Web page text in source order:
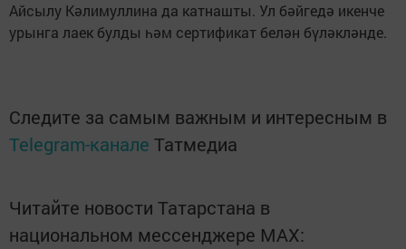
Айсылу Кәлимуллина да катнашты. Ул бәйгедә икенче
урынга лаек булды һәм сертификат белән бүләкләнде.
Следите за самым важным и интересным в
Telegram-канале Татмедиа
Читайте новости Татарстана в
национальном мессенджере MАХ: